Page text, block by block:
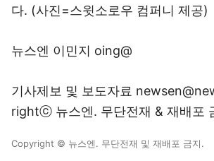
다. (사진=스윗소로우 컴퍼니 제공)
뉴스엔 이민지 oing@
기사제보 및 보도자료
rightⓒ 뉴스엔. 무단전재 & 재배포
Copyright © 뉴스엔. 무단전재 및 재배포 금지.